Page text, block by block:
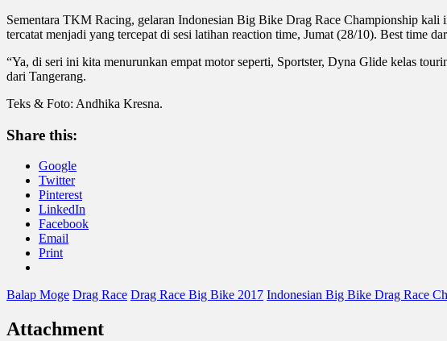
Sementara TKM Racing, gelaran Indonesian Big Bike Drag Race Championship kali
tercatat menjadi yang tercepat di sesi latihan reaction time, Jumat (28/10). Best time
“Ya, di seri ini kita menurunkan empat motor seperti, Sportster, Dyna Glide kelas
dari Tangerang.
Teks & Foto: Andhika Kresna.
Share this:
Google
Twitter
Pinterest
LinkedIn
Facebook
Email
Print
Balap Moge Drag Race Drag Race Big Bike 2017 Indonesian Big Bike Drag Race
Attachment